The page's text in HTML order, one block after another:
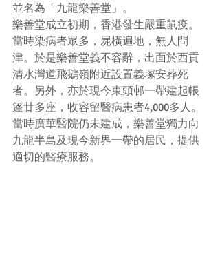
並名為「九龍樂善堂」。
樂善堂成立初期，香港發生嚴重鼠疫。
當時染病者眾多，屍橫遍地，無人問
津。於是樂善堂義不容辭，出面於西貢
清水灣道飛鵝嶺附近設置義塚安葬死
者。另外，亦於現今東頭邨一帶建起帳
篷廿多座，收容留醫病患者4,000多人。
當時廣華醫院仍未建成，樂善堂獨力向
九龍半島及現今新界一帶的居民，提供
適切的醫療服務。